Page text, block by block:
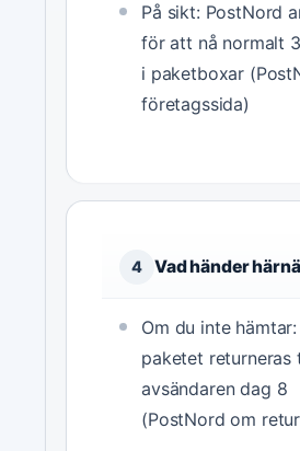
På sikt: PostNord
för att nå normalt
i paketboxar
företagssida)
4 Vad händer
Om du inte hämtar:
paketet returneras
avsändaren dag 8
(PostNord om